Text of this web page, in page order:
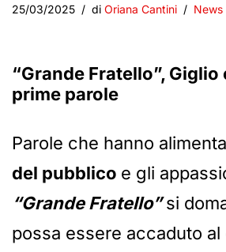
25/03/2025 di Oriana Cantini News
“Grande Fratello”,
prime parole
Parole che hanno
del pubblico e gli
“Grande Fratello”si
possa essere accaduto